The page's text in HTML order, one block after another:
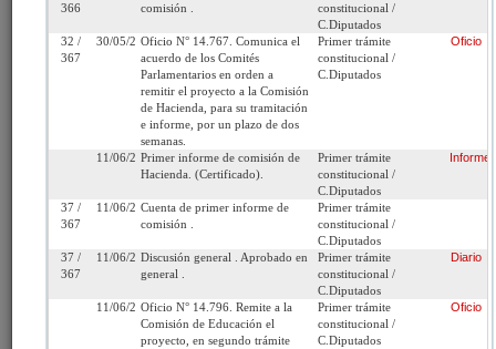
Título:
Modifica la ley N° 19.070, que Aprueba
los Profesionales de la Educación, en diversas
materias de orden laboral
Ingreso:
Miércoles 30 de Mayo,
2018
Actual:
de Origen:
Iniciativa:
Proyecto:
Refundido:
Etapa: Tramitación terminada
Ley N° 21.399 (Diario
366
comisión .
constitucional /
C.Diputados
32 /
367
30/05/2019Oficio N° 14.767. Comunica el
acuerdo de los Comités
Parlamentarios en orden a
remitir el proyecto a la Comisión
de Hacienda, para su tramitación
e informe, por un plazo de dos
semanas.
Primer trámite
constitucional /
C.Diputados
Oficio
11/06/2019Primer informe de comisión de
Hacienda. (Certificado).
Primer trámite
constitucional /
C.Diputados
Informe
37 /
367
11/06/2019Cuenta de primer informe de
comisión .
Primer trámite
constitucional /
C.Diputados
37 /
367
11/06/2019Discusión general . Aprobado en
general .
Primer trámite
constitucional /
C.Diputados
Diario
11/06/2019Oficio N° 14.796. Remite a la
Comisión de Educación el
proyecto, en segundo trámite
Primer trámite
constitucional /
C.Diputados
Oficio